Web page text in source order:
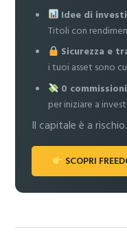
Idee di
Titoli con
Sicurezza e
i tuoi asset sono
0
per iniziare a
Il capitale è a rischio.
SCOPRI